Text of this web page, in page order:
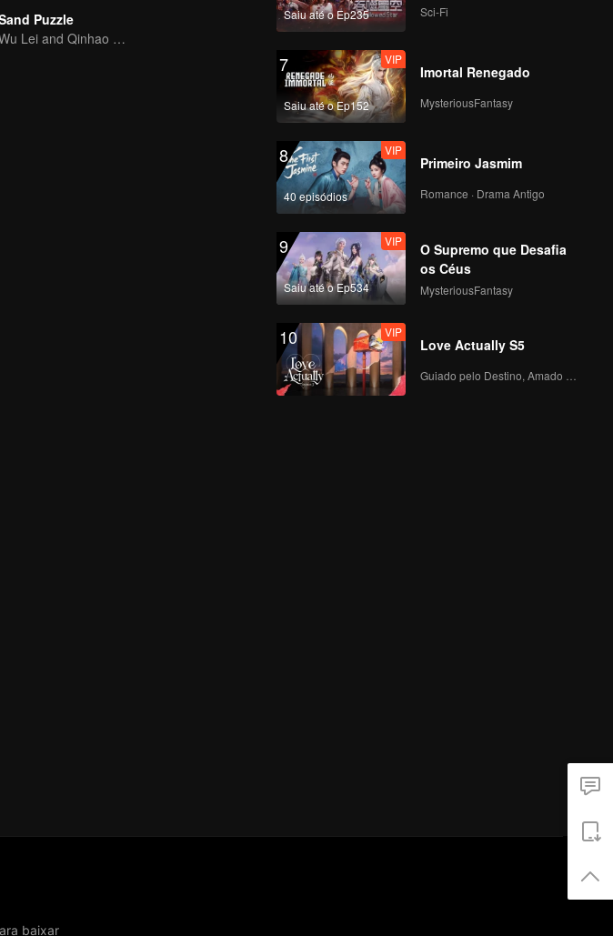
Puzzle
Wu Lei and Qinhao opens their adventure tour.
Saiu até o Ep235 Sci-Fi
7
Saiu até o Ep152
VIP
Imortal Renegado
MysteriousFantasy
8
40 episódios
VIP
Primeiro Jasmim
Romance · Drama Antigo
9
Saiu até o Ep534
VIP
O Supremo que Desafia
os Céus
MysteriousFantasy
10 VIP
Love Actually S5
baixar